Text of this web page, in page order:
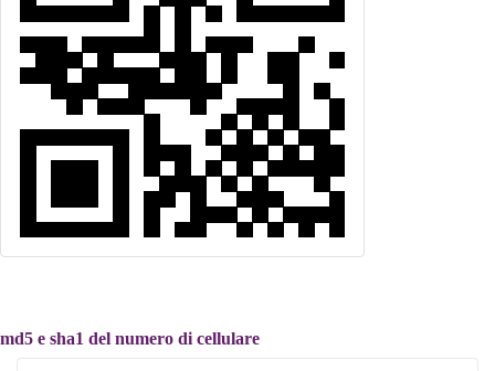
md5 e sha1 del numero di cellulare